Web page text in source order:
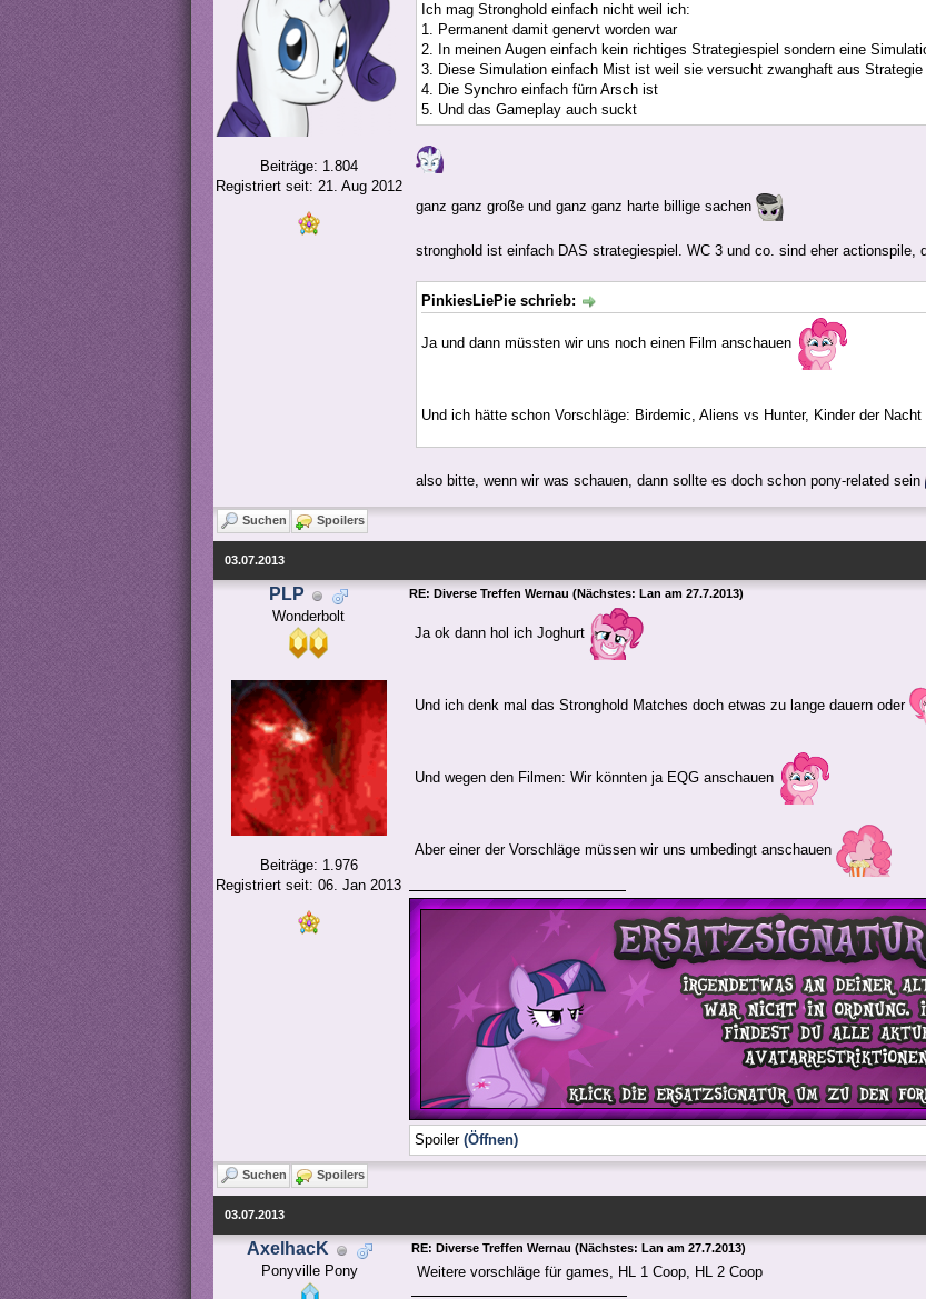
Beiträge: 1.804
Registriert seit: 21. Aug 2012
Ich mag Stronghold einfach nicht weil ich:
1. Permanent damit genervt worden war
2. In meinen Augen einfach kein richtiges Strategiespiel sondern eine
3. Diese Simulation einfach Mist ist weil sie versucht zwanghaft aus
4. Die Synchro einfach fürn Arsch ist
5. Und das Gameplay auch suckt
ganz ganz große und ganz ganz harte billige sachen
stronghold ist einfach DAS strategiespiel. WC 3 und co. sind eher actionspile,
PinkiesLiePie schrieb:
Ja und dann müssten wir uns noch einen Film anschauen
Und ich hätte schon Vorschläge: Birdemic, Aliens vs Hunter, Kinder der Nacht
also bitte, wenn wir was schauen, dann sollte es doch schon pony-related sein
Suchen Spoilers
03.07.2013
PLP
Wonderbolt
Beiträge: 1.976
Registriert seit: 06. Jan 2013
RE: Diverse Treffen Wernau (Nächstes: Lan am 27.7.2013)
Ja ok dann hol ich Joghurt
Und ich denk mal das Stronghold Matches doch etwas zu lange dauern oder
Und wegen den Filmen: Wir könnten ja EQG anschauen
Aber einer der Vorschläge müssen wir uns umbedingt anschauen
Spoiler (Öffnen)
Suchen Spoilers
03.07.2013
AxelhacK
Ponyville Pony
RE: Diverse Treffen Wernau (Nächstes: Lan am 27.7.2013)
Weitere vorschläge für games, HL 1 Coop, HL 2 Coop